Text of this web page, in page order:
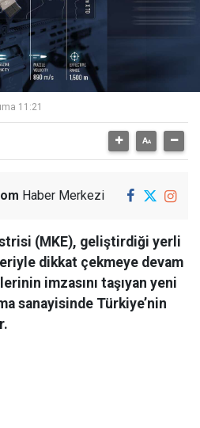
11:21
Haber Merkezi
(MKE), geliştirdiği yerli
dikkat çekmeye devam
imzasını taşıyan yeni
sanayisinde Türkiye’nin